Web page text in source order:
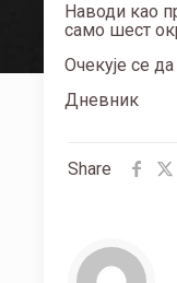
Наводи као
само шест
Очекује се
Дневник
Share